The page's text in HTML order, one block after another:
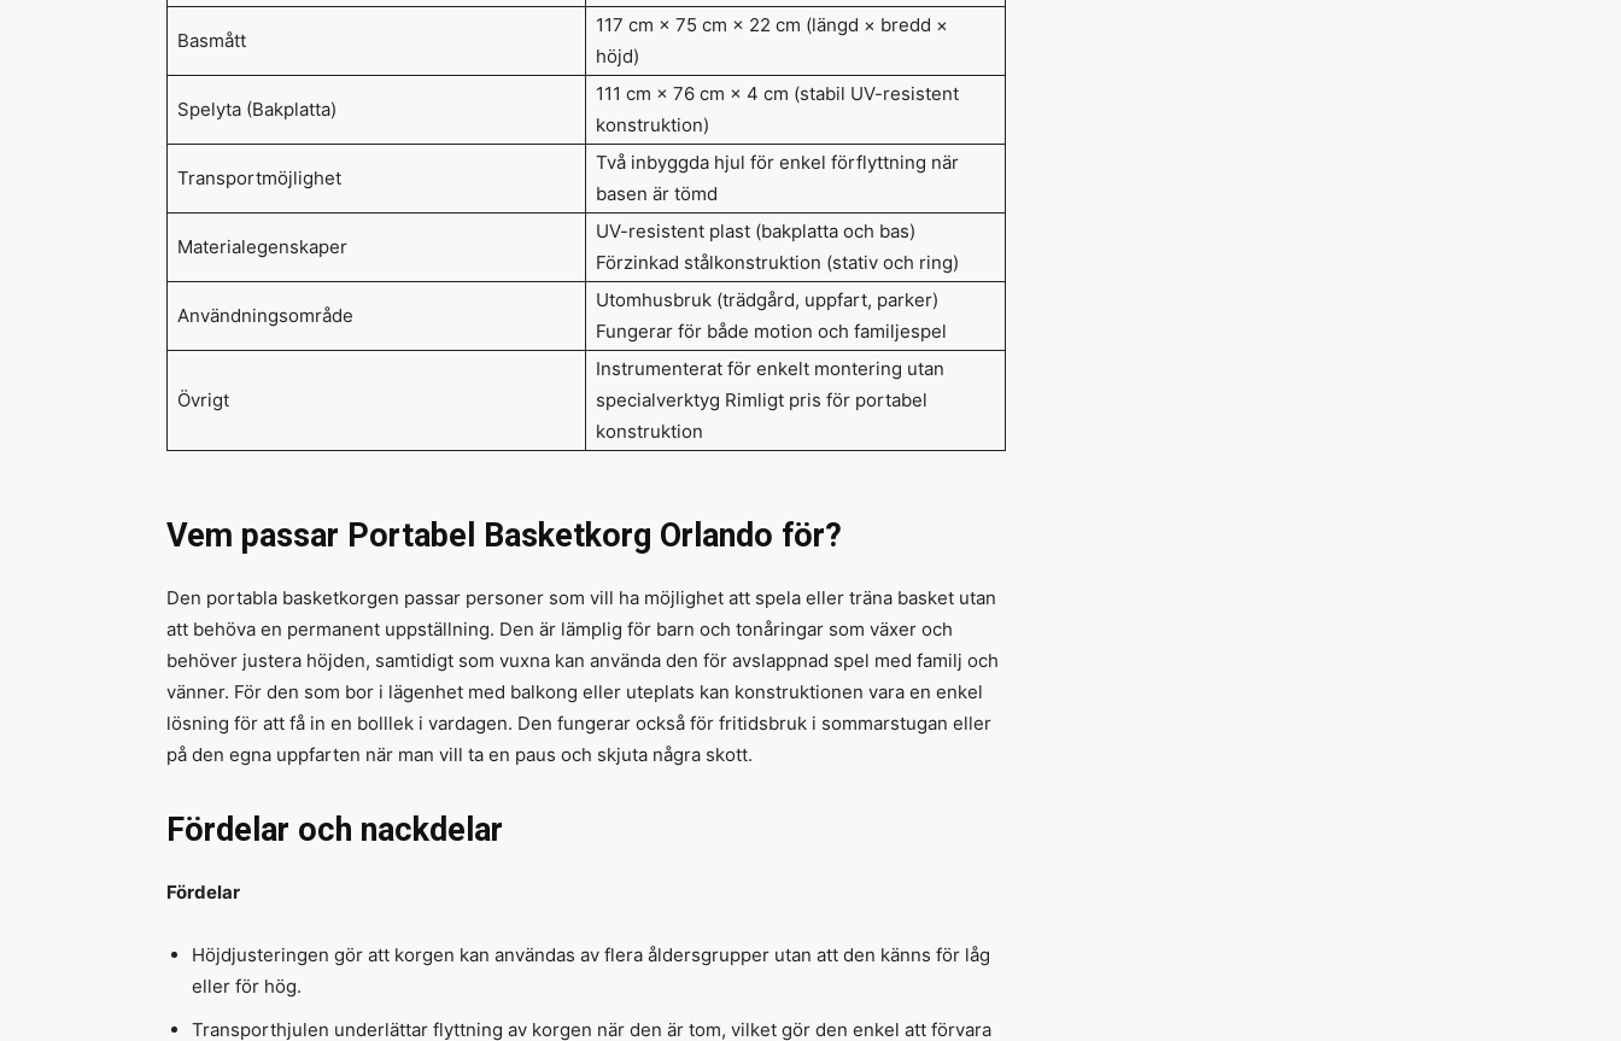
Basmått
117 cm × 75 cm × 22 cm (längd × bredd ×
höjd)
Spelyta (Bakplatta)
111 cm × 76 cm × 4 cm (stabil UV-resistent
konstruktion)
Transportmöjlighet
Två inbyggda hjul för enkel förflyttning när
basen är tömd
Materialegenskaper
UV-resistent plast (bakplatta och bas)
Förzinkad stålkonstruktion (stativ och ring)
Användningsområde
Utomhusbruk (trädgård, uppfart, parker)
Fungerar för både motion och familjespel
Övrigt
Instrumenterat för enkelt montering utan
specialverktyg Rimligt pris för portabel
konstruktion
Vem passar Portabel Basketkorg Orlando för?
Den portabla basketkorgen passar personer som vill ha möjlighet att spela eller träna basket utan
att behöva en permanent uppställning. Den är lämplig för barn och tonåringar som växer och
behöver justera höjden, samtidigt som vuxna kan använda den för avslappnad spel med familj och
vänner. För den som bor i lägenhet med balkong eller uteplats kan konstruktionen vara en enkel
lösning för att få in en bolllek i vardagen. Den fungerar också för fritidsbruk i sommarstugan eller
på den egna uppfarten när man vill ta en paus och skjuta några skott.
Fördelar och nackdelar
Fördelar
Höjdjusteringen gör att korgen kan användas av flera åldersgrupper utan att den känns för låg
eller för hög.
Transporthjulen underlättar flyttning av korgen när den är tom, vilket gör den enkel att förvara